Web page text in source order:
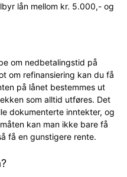
lån mellom kr. 5.000,- og
om nedbetalingstid på
om refinansiering kan du få
på lånet bestemmes ut
som alltid utføres. Det
dokumenterte inntekter, og
kan man ikke bare få
få en gunstigere rente.